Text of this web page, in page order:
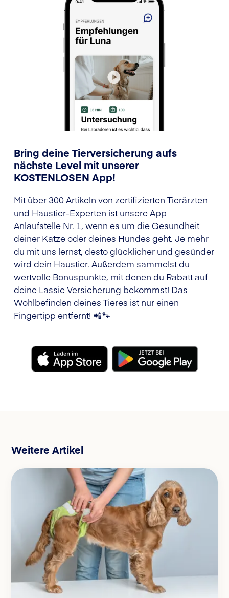
Bring deine Tierversicherung aufs
nächste Level mit unserer
KOSTENLOSEN App!
Mit über 300 Artikeln von zertifizierten Tierärzten
und Haustier-Experten ist unsere App
Anlaufstelle Nr. 1, wenn es um die Gesundheit
deiner Katze oder deines Hundes geht. Je mehr
du mit uns lernst, desto glücklicher und gesünder
wird dein Haustier. Außerdem sammelst du
wertvolle Bonuspunkte, mit denen du Rabatt auf
deine Lassie Versicherung bekommst! Das
Wohlbefinden deines Tieres ist nur einen
Fingertipp entfernt! 📲🐾
Weitere Artikel